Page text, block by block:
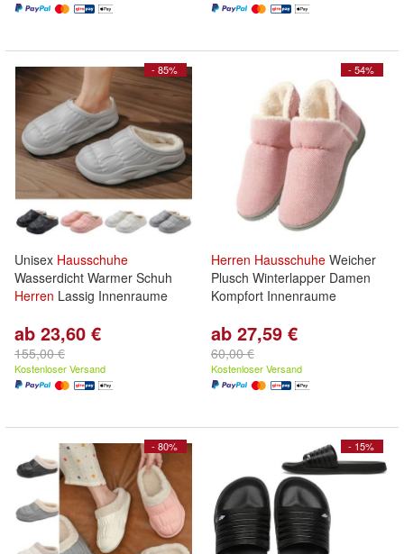
- 85%
Unisex Hausschuhe
Wasserdicht Warmer Schuh
Herren Lassig Innenraume
ab 23,60 €
155,00 €
Kostenloser Versand
- 54%
Herren Hausschuhe Weicher
Plusch Winterlapper Damen
Kompfort Innenraume
ab 27,59 €
60,00 €
Kostenloser Versand
- 80% - 15%